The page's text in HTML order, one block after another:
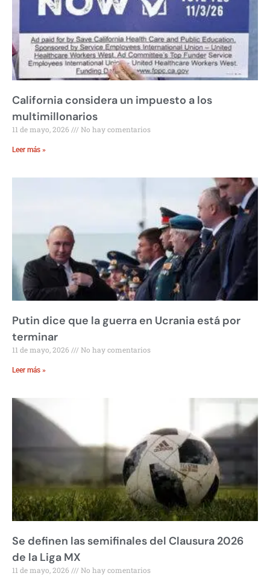
California considera un impuesto a los
multimillonarios
11 de mayo, 2026 No hay comentarios
Leer más »
Putin dice que la guerra en Ucrania está por
terminar
11 de mayo, 2026 No hay comentarios
Leer más »
Se definen las semifinales del Clausura 2026
de la Liga MX
11 de mayo, 2026 No hay comentarios